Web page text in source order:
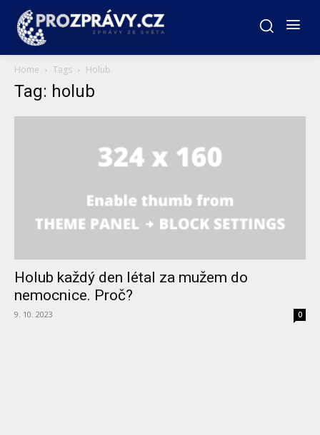
Home Tags Holub
Tag: holub
Holub každý den létal za mužem do
nemocnice. Proč?
9. 10. 2023 0